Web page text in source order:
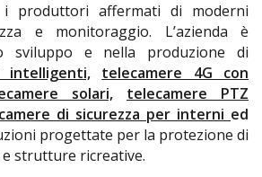
produttori affermati di moderni
e monitoraggio. L’azienda è
sviluppo e nella produzione di
intelligenti, telecamere 4G con
solari,
telecamere PTZ
di sicurezza per interni ed
progettate per la protezione di
strutture ricreative.